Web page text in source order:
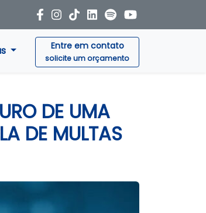
Entre em contato
solicite um orçamento
DE UMA
DE MULTAS